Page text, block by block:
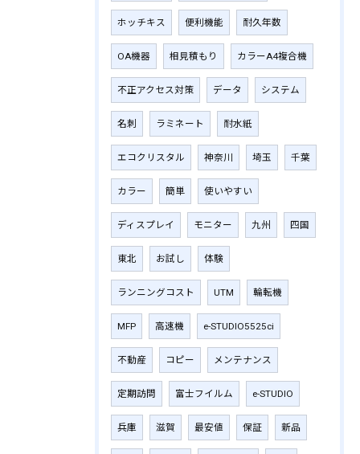
ホッチキス 便利機能 耐久年数
OA機器 相見積もり カラーA4複合機
不正アクセス対策 データ システム
名刺 ラミネート 耐水紙
エコクリスタル 神奈川 埼玉 千葉
カラー 簡単 使いやすい
ディスプレイ モニター 九州 四国
東北 お試し 体験
ランニングコスト UTM 輪転機
MFP 高速機 e-STUDIO5525ci
不動産 コピー メンテナンス
定期訪問 富士フイルム e-STUDIO
兵庫 滋賀 最安値 保証 新品